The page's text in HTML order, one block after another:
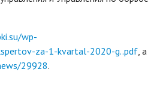
wp-
za-1-kvartal-2020-g..pdf, а
29928.